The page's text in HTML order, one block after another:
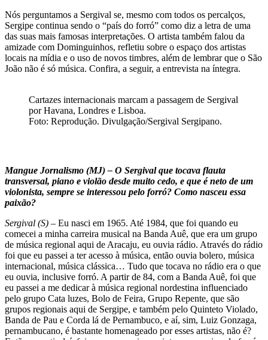
Nós perguntamos a Sergival se, mesmo com todos os percalços,
Sergipe continua sendo o “país do forró” como diz a letra de uma
das suas mais famosas interpretações. O artista também falou da
amizade com Dominguinhos, refletiu sobre o espaço dos artistas
locais na mídia e o uso de novos timbres, além de lembrar que o São
João não é só música. Confira, a seguir, a entrevista na íntegra.
Cartazes internacionais marcam a passagem de Sergival
por Havana, Londres e Lisboa.
Foto: Reprodução. Divulgação/Sergival Sergipano.
Mangue Jornalismo (MJ) – O Sergival que tocava flauta
transversal, piano e violão desde muito cedo, e que é neto de um
violonista, sempre se interessou pelo forró? Como nasceu essa
paixão?
Sergival (S) – Eu nasci em 1965. Até 1984, que foi quando eu
comecei a minha carreira musical na Banda Auê, que era um grupo
de música regional aqui de Aracaju, eu ouvia rádio. Através do rádio
foi que eu passei a ter acesso à música, então ouvia bolero, música
internacional, música clássica… Tudo que tocava no rádio era o que
eu ouvia, inclusive forró. A partir de 84, com a Banda Auê, foi que
eu passei a me dedicar à música regional nordestina influenciado
pelo grupo Cata luzes, Bolo de Feira, Grupo Repente, que são
grupos regionais aqui de Sergipe, e também pelo Quinteto Violado,
Banda de Pau e Corda lá de Pernambuco, e aí, sim, Luiz Gonzaga,
pernambucano, é bastante homenageado por esses artistas, não é?